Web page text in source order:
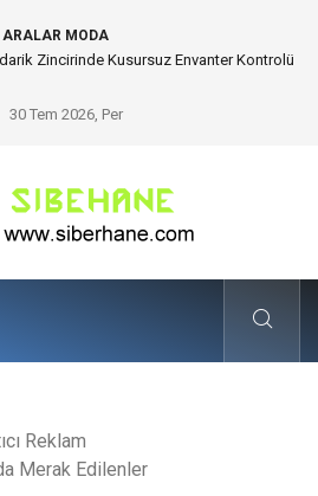
MODA
Dijitalden Uzak Bir Deşarj Alanı Tasarlayın
30 Tem 2026, Per
Reklam
Merak Edilenler